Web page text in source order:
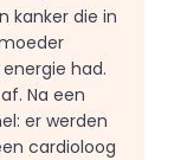
kanker die in
had.
Na een
er werden
cardioloog